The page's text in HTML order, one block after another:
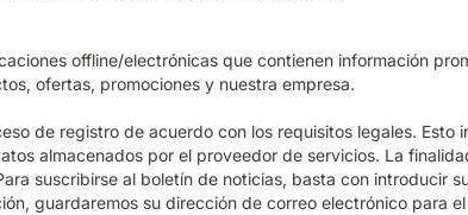
offline/electrónicas que contienen información
ofertas, promociones y nuestra empresa.
de registro de acuerdo con los requisitos legales. Esto
almacenados por el proveedor de servicios. La
suscribirse al boletín de noticias, basta con introducir
guardaremos su dirección de correo electrónico para